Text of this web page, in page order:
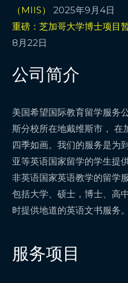
（MIIS）
2025年9月4日
重磅：芝加哥大学博士项目
8月22日
公司简介
美国希望国际教育留学服务
斯分校所在地戴维斯市， 在
四季如画。我们的服务是为
亚等英语国家留学的学生提
非英语国家英语教学的留学
包括大学、硕士，博士、高
时提供地道的英语文书服务。
服务项目